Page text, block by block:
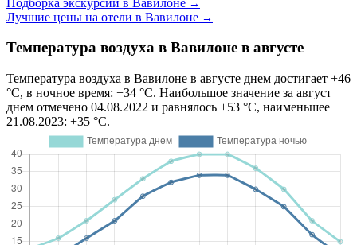
→
Лучшие цены на отели в Вавилоне →
Температура воздуха в Вавилоне в августе
Температура воздуха в Вавилоне в августе днем достигает +46
°C, в ночное время: +34 °C. Наибольшое значение за август
днем отмечено 04.08.2022 и равнялось +53 °C, наименьшее
21.08.2023: +35 °C.